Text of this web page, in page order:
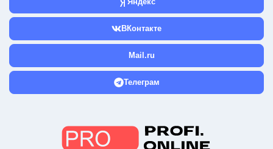
Яндекс
ВКонтакте
Mail.ru
Телеграм